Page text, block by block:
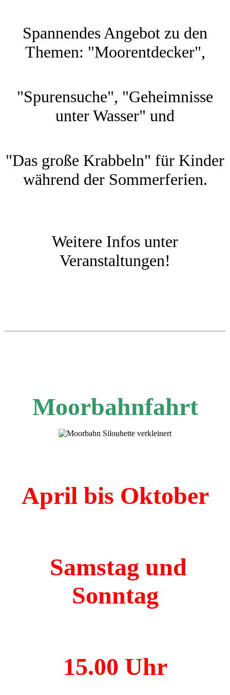
Spannendes Angebot zu den
Themen: "Moorentdecker",
"Spurensuche", "Geheimnisse
unter Wasser" und
"Das große Krabbeln" für Kinder
während der Sommerferien.
Weitere Infos unter
Veranstaltungen!
Moorbahnfahrt
April bis Oktober
Samstag und
Sonntag
15.00 Uhr